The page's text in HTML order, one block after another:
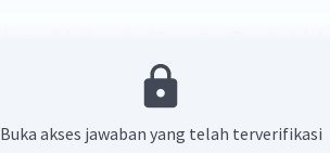
Barat suku yang paling besar mendiami
Buka akses jawaban yang telah terverifikasi